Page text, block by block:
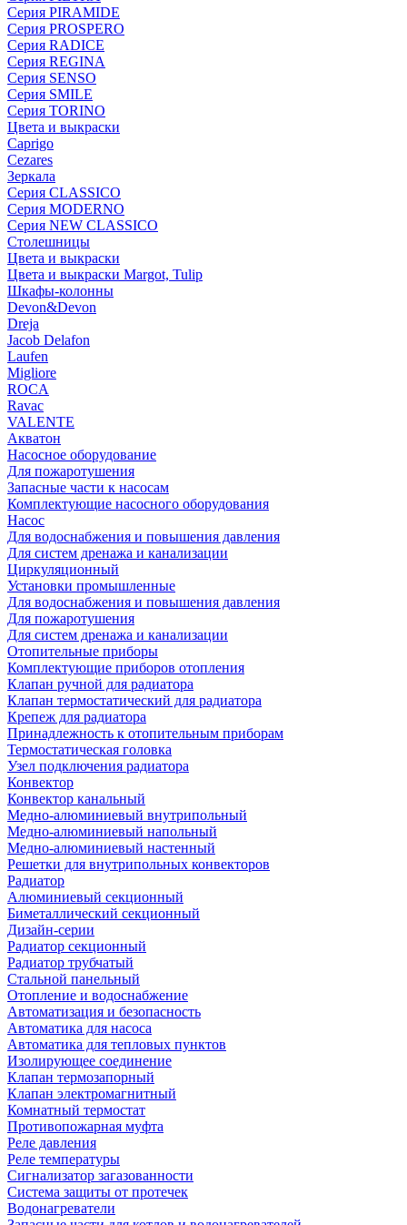
Серия PIRAMIDE
Серия PROSPERO
Серия RADICE
Серия REGINA
Серия SENSO
Серия SMILE
Серия TORINO
Цвета и выкраски
Caprigo
Cezares
Зеркала
Серия CLASSICO
Серия MODERNO
Серия NEW CLASSICO
Столешницы
Цвета и выкраски
Цвета и выкраски Margot, Tulip
Шкафы-колонны
Devon&Devon
Dreja
Jacob Delafon
Laufen
Migliore
ROCA
Rаvac
VALENTE
Акватон
Насосное оборудование
Для пожаротушения
Запасные части к насосам
Комплектующие насосного оборудования
Насос
Для водоснабжения и повышения давления
Для систем дренажа и канализации
Циркуляционный
Установки промышленные
Для водоснабжения и повышения давления
Для пожаротушения
Для систем дренажа и канализации
Отопительные приборы
Комплектующие приборов отопления
Клапан ручной для радиатора
Клапан термостатический для радиатора
Крепеж для радиатора
Принадлежность к отопительным приборам
Термостатическая головка
Узел подключения радиатора
Конвектор
Конвектор канальный
Медно-алюминиевый внутрипольный
Медно-алюминиевый напольный
Медно-алюминиевый настенный
Решетки для внутрипольных конвекторов
Радиатор
Алюминиевый секционный
Биметаллический секционный
Дизайн-серии
Радиатор секционный
Радиатор трубчатый
Стальной панельный
Отопление и водоснабжение
Автоматизация и безопасность
Автоматика для насоса
Автоматика для тепловых пунктов
Изолирующее соединение
Клапан термозапорный
Клапан электромагнитный
Комнатный термостат
Противопожарная муфта
Реле давления
Реле температуры
Сигнализатор загазованности
Система защиты от протечек
Водонагреватели